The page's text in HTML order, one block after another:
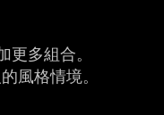
多組合。
風格情境。